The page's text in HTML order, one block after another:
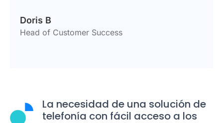
Doris B
Head of Customer Success
La necesidad de una solución de
telefonía con fácil acceso a los